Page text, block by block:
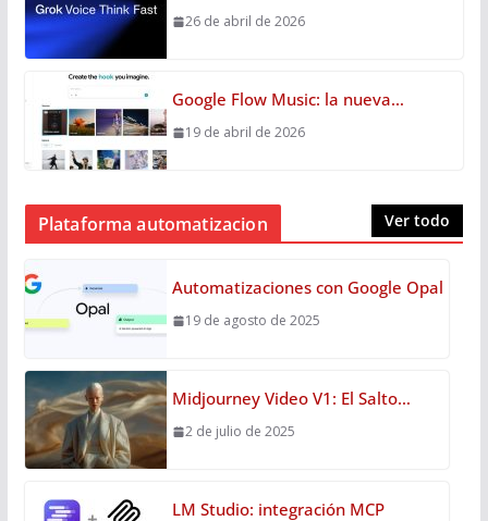
26 de abril de 2026
Google Flow Music: la nueva…
19 de abril de 2026
Plataforma automatizacion Ver todo
Automatizaciones con Google Opal
19 de agosto de 2025
Midjourney Video V1: El Salto…
2 de julio de 2025
LM Studio: integración MCP